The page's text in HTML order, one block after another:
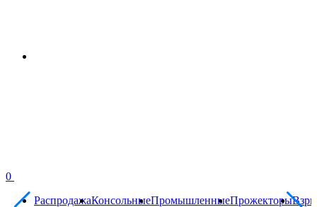
0
РаспродажаКонсольныеПромышленныеПрожекторы